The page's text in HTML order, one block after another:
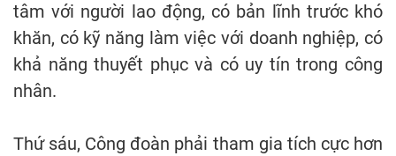
tâm với người lao động, có bản lĩnh trước khó
khăn, có kỹ năng làm việc với doanh nghiệp, có
khả năng thuyết phục và có uy tín trong công
nhân.
Thứ sáu, Công đoàn phải tham gia tích cực hơn